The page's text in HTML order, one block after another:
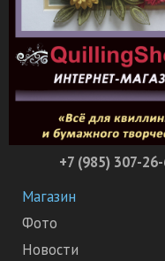
+7 (985) 307-
Магазин
Фото
Новости